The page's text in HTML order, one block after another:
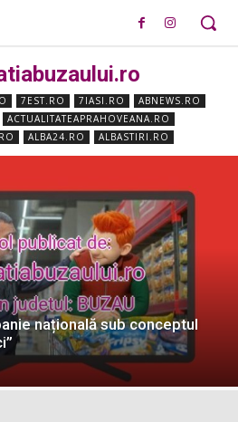
7EST.RO 7IASI.RO
ABNEWS.RO
ACTUALITATEAPRAHOVEANA.RO
ALBA24.RO ALBASTIRI.RO
națională sub conceptul